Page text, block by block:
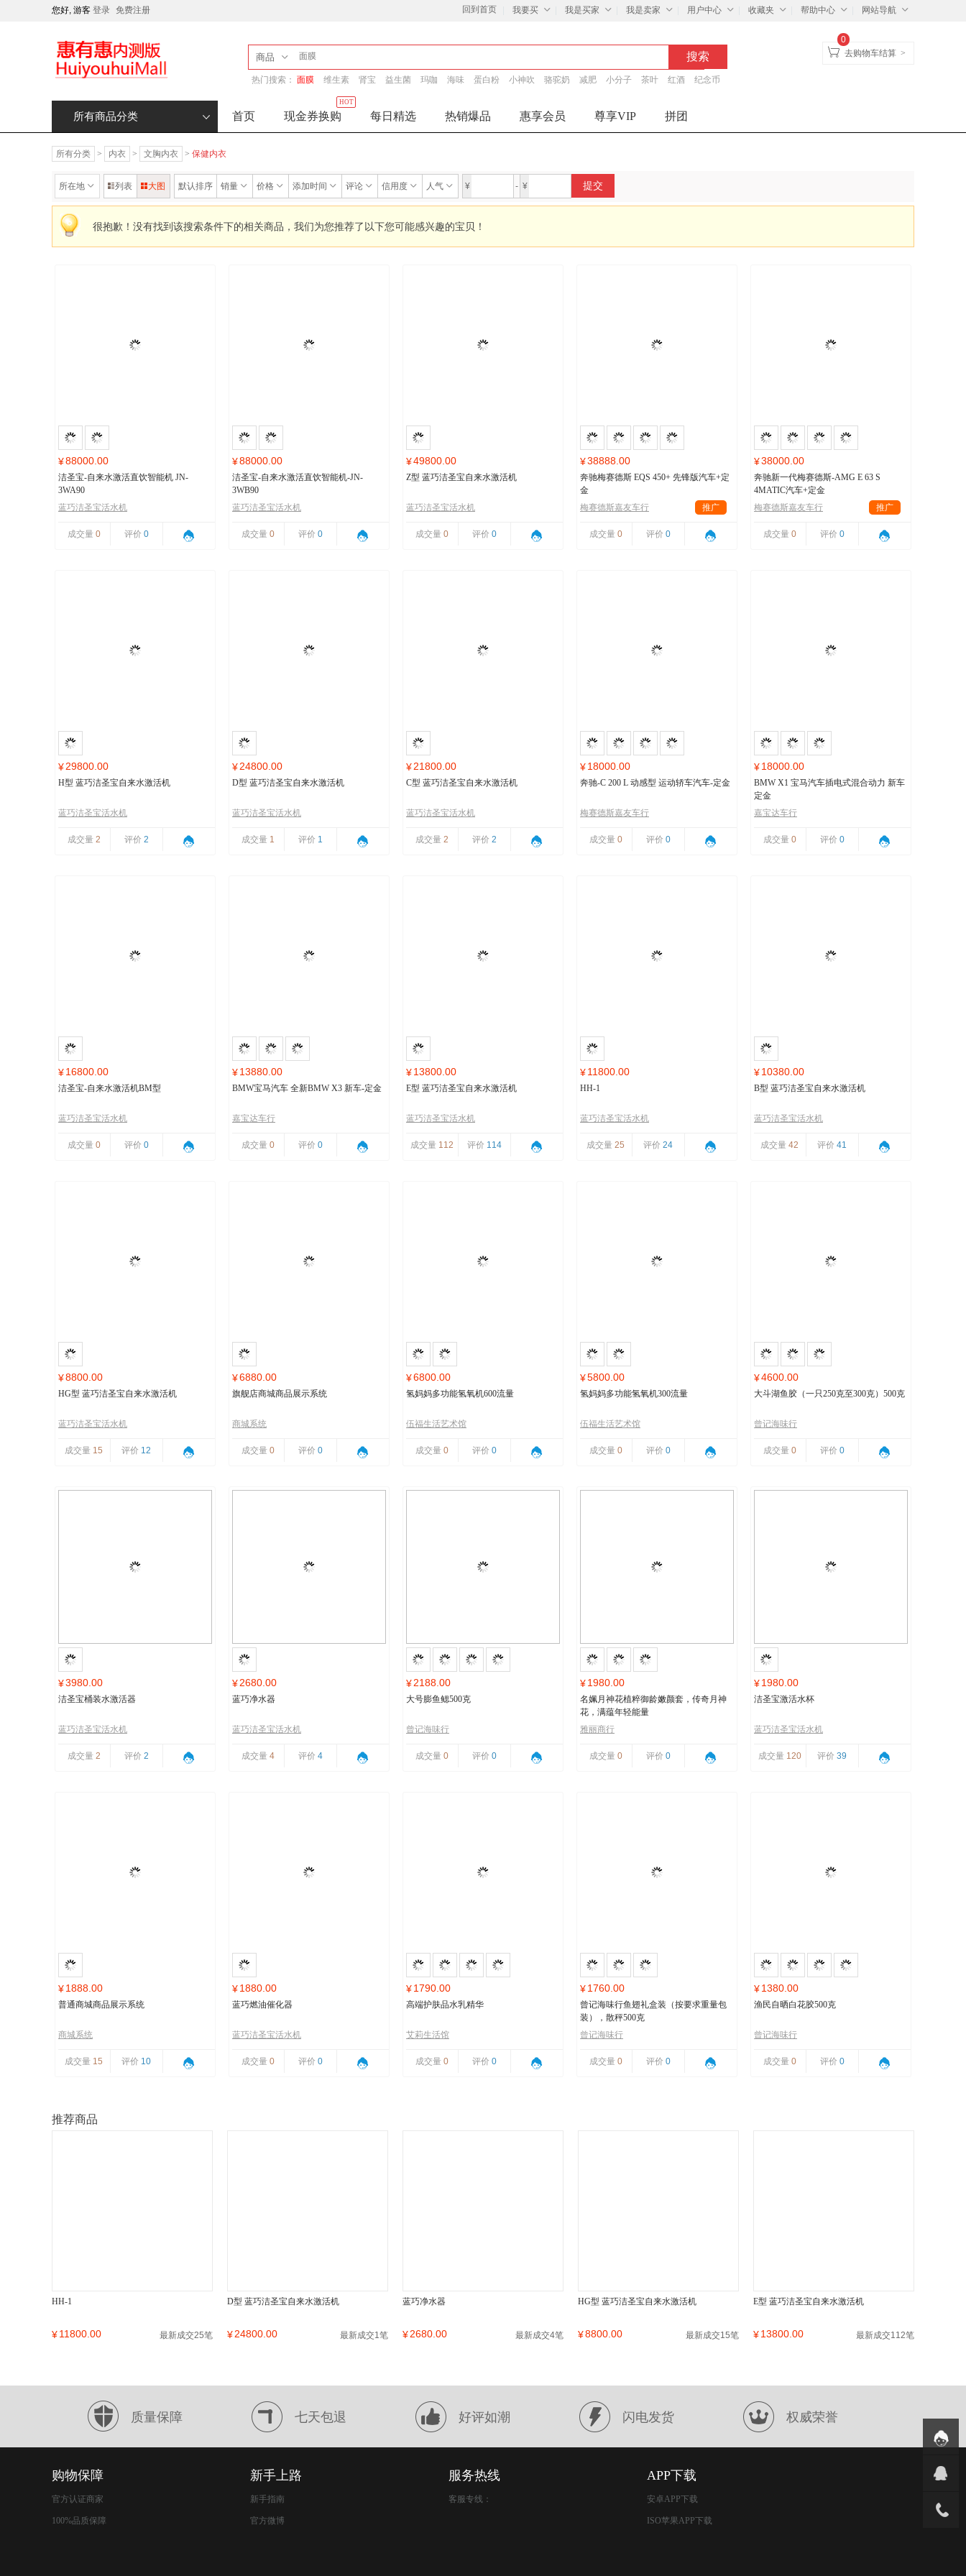
您好, 游客 登录 免费注册 回到首页 我要买 我是买家 我是卖家 用户中心 收藏夹 帮助中心 网站导航
商品
热门搜索： 面膜 维生素 肾宝 益生菌 玛咖 海味 蛋白粉 小神吹 骆驼奶 减肥 小分子 茶叶 红酒 纪念币
去购物车结算 >
0
所有商品分类 首页 现金券换购
HOT
每日精选 热销爆品 惠享会员 尊享VIP 拼团
所有分类 > 内衣 > 文胸内衣 > 保健内衣
所在地 列表 大图 默认排序 销量 价格 添加时间 评论 信用度 人气 ¥ - ¥ 提交
很抱歉！没有找到该搜索条件下的相关商品，我们为您推荐了以下您可能感兴趣的宝贝！
¥88000.00
洁圣宝-自来水激活直饮智能机 JN-
3WA90
蓝巧洁圣宝活水机
成交量 0 评价 0
¥88000.00
洁圣宝-自来水激活直饮智能机-JN-
3WB90
蓝巧洁圣宝活水机
成交量 0 评价 0
¥49800.00
Z型 蓝巧洁圣宝自来水激活机
蓝巧洁圣宝活水机
成交量 0 评价 0
¥38888.00
奔驰梅赛德斯 EQS 450+ 先锋版汽车+定
金
梅赛德斯嘉友车行
推广
成交量 0 评价 0
¥38000.00
奔驰新一代梅赛德斯-AMG E 63 S
4MATIC汽车+定金
梅赛德斯嘉友车行
推广
成交量 0 评价 0
¥29800.00
H型 蓝巧洁圣宝自来水激活机
蓝巧洁圣宝活水机
成交量 2 评价 2
¥24800.00
D型 蓝巧洁圣宝自来水激活机
蓝巧洁圣宝活水机
成交量 1 评价 1
¥21800.00
C型 蓝巧洁圣宝自来水激活机
蓝巧洁圣宝活水机
成交量 2 评价 2
¥18000.00
奔驰-C 200 L 动感型 运动轿车汽车-定金
梅赛德斯嘉友车行
成交量 0 评价 0
¥18000.00
BMW X1 宝马汽车插电式混合动力 新车
定金
嘉宝达车行
成交量 0 评价 0
¥16800.00
洁圣宝-自来水激活机BM型
蓝巧洁圣宝活水机
成交量 0 评价 0
¥13880.00
BMW宝马汽车 全新BMW X3 新车-定金
嘉宝达车行
成交量 0 评价 0
¥13800.00
E型 蓝巧洁圣宝自来水激活机
蓝巧洁圣宝活水机
成交量 112 评价 114
¥11800.00
HH-1
蓝巧洁圣宝活水机
成交量25 评价24
¥10380.00
B型 蓝巧洁圣宝自来水激活机
蓝巧洁圣宝活水机
成交量42 评价41
¥8800.00
HG型 蓝巧洁圣宝自来水激活机
蓝巧洁圣宝活水机
成交量 15 评价 12
¥6880.00
旗舰店商城商品展示系统
商城系统
成交量 0 评价 0
¥6800.00
氢妈妈多功能氢氧机600流量
伍福生活艺术馆
成交量 0 评价 0
¥5800.00
氢妈妈多功能氢氧机300流量
伍福生活艺术馆
成交量 0 评价 0
¥4600.00
大斗湖鱼胶（一只250克至300克）500克
曾记海味行
成交量 0 评价 0
¥3980.00
洁圣宝桶装水激活器
蓝巧洁圣宝活水机
成交量 2 评价 2
¥2680.00
蓝巧净水器
蓝巧洁圣宝活水机
成交量 4 评价 4
¥2188.00
大号膨鱼鳃500克
曾记海味行
成交量 0 评价 0
¥1980.00
名姵月神花植粹御龄嫩颜套，传奇月神
花，满蕴年轻能量
雅丽商行
成交量 0 评价 0
¥1980.00
洁圣宝激活水杯
蓝巧洁圣宝活水机
成交量 120 评价39
¥1888.00
普通商城商品展示系统
商城系统
成交量 15 评价 10
¥1880.00
蓝巧燃油催化器
蓝巧洁圣宝活水机
成交量 0 评价 0
¥1790.00
高端护肤品水乳精华
艾莉生活馆
成交量 0 评价 0
¥1760.00
曾记海味行鱼翅礼盒装（按要求重量包
装），散秤500克
曾记海味行
成交量 0 评价 0
¥1380.00
渔民自晒白花胶500克
曾记海味行
成交量 0 评价 0
推荐商品
HH-1
¥11800.00 最新成交25笔
D型 蓝巧洁圣宝自来水激活机
¥24800.00 最新成交1笔
蓝巧净水器
¥2680.00 最新成交4笔
HG型 蓝巧洁圣宝自来水激活机
¥8800.00 最新成交15笔
E型 蓝巧洁圣宝自来水激活机
¥13800.00 最新成交112笔
质量保障 七天包退 好评如潮 闪电发货 权威荣誉
购物保障
官方认证商家
100%品质保障
新手上路
新手指南
官方微博
服务热线
客服专线：
APP下载
安卓APP下载
ISO苹果APP下载